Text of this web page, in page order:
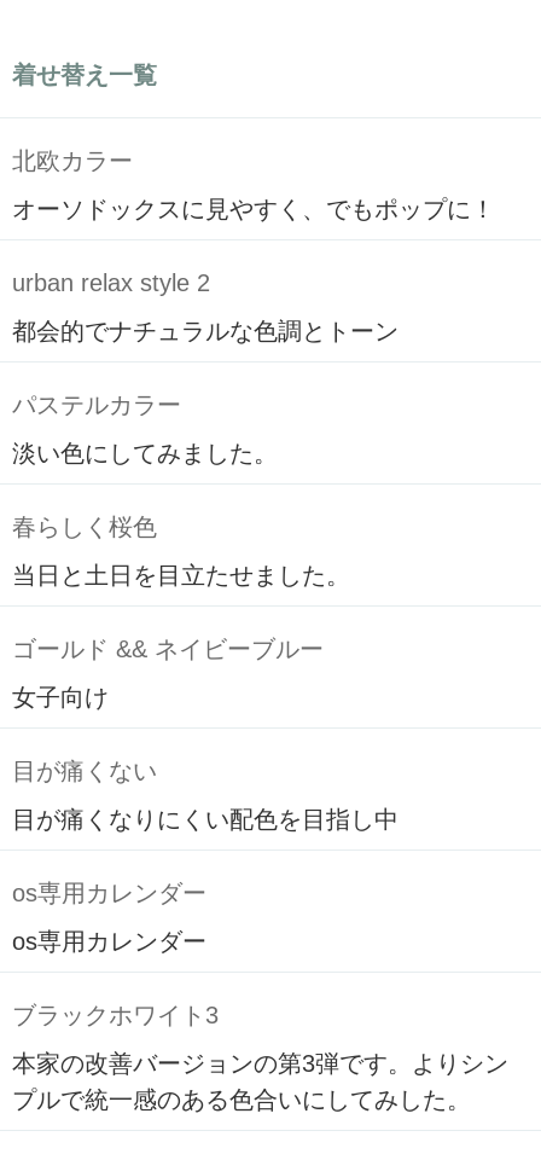
着せ替え一覧
北欧カラー
オーソドックスに見やすく、でもポップに！
urban relax style 2
都会的でナチュラルな色調とトーン
パステルカラー
淡い色にしてみました。
春らしく桜色
当日と土日を目立たせました。
ゴールド && ネイビーブルー
女子向け
目が痛くない
目が痛くなりにくい配色を目指し中
os専用カレンダー
os専用カレンダー
ブラックホワイト3
本家の改善バージョンの第3弾です。よりシン
プルで統一感のある色合いにしてみした。